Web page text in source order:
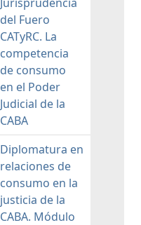
del Fuero
CATyRC. La
competencia
de consumo
en el Poder
Judicial de la
CABA
Diplomatura en
relaciones de
consumo en la
justicia de la
CABA. Módulo